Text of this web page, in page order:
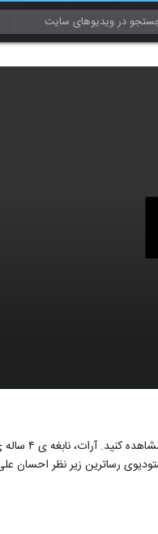
انتشار قسمت هفتم چیز گپ بعد از مدتی تاخیر. ویدئوی کامل را در ویدئوهای
رساترین زیر نظر احسان